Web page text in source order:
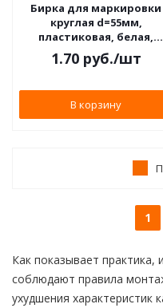
Бирка для маркировки
круглая d=55мм,
пластиковая, белая,
уп100шт
1.70руб./шт
В корзину
1
Как показывает практика,
соблюдают правила
ухудшения характеристик